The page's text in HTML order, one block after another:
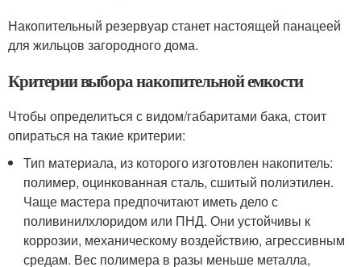
Накопительный резервуар станет настоящей панацеей
для жильцов загородного дома.
Критерии выбора накопительной емкости
Чтобы определиться с видом/габаритами бака, стоит
опираться на такие критерии:
Тип материала, из которого изготовлен накопитель:
полимер, оцинкованная сталь, сшитый полиэтилен.
Чаще мастера предпочитают иметь дело с
поливинилхлоридом или ПНД. Они устойчивы к
коррозии, механическому воздействию, агрессивным
средам. Вес полимера в разы меньше металла,